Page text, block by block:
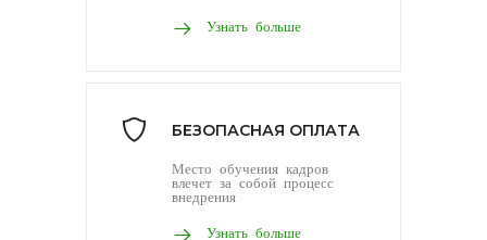
Узнать больше
БЕЗОПАСНАЯ ОПЛАТА
Место обучения кадров
влечет за собой процесс
внедрения
Узнать больше